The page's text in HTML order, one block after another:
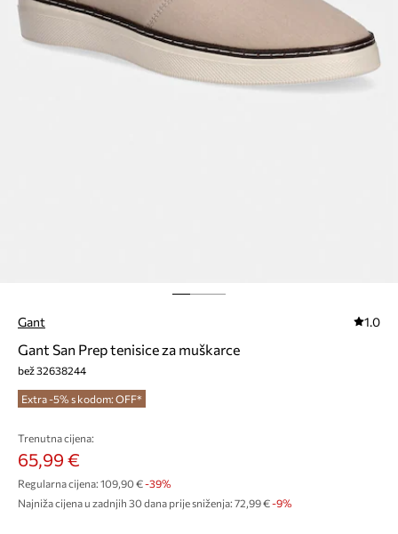
Gant 1.0
Gant San Prep tenisice za muškarce
bež 32638244
Extra -5% s kodom: OFF*
Trenutna cijena:
65,99 €
Regularna cijena: 109,90 €-39%
Najniža cijena u zadnjih 30 dana prije sniženja: 72,99 € -9%